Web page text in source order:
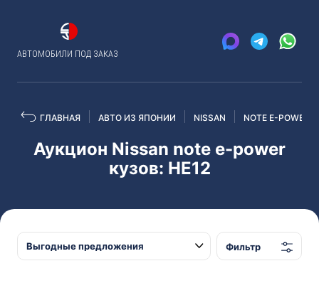
АВТОМОБИЛИ ПОД ЗАКАЗ
ГЛАВНАЯ АВТО ИЗ ЯПОНИИ NISSAN NOTE E-POWER
Аукцион Nissan note e-power
кузов: HE12
Фильтр